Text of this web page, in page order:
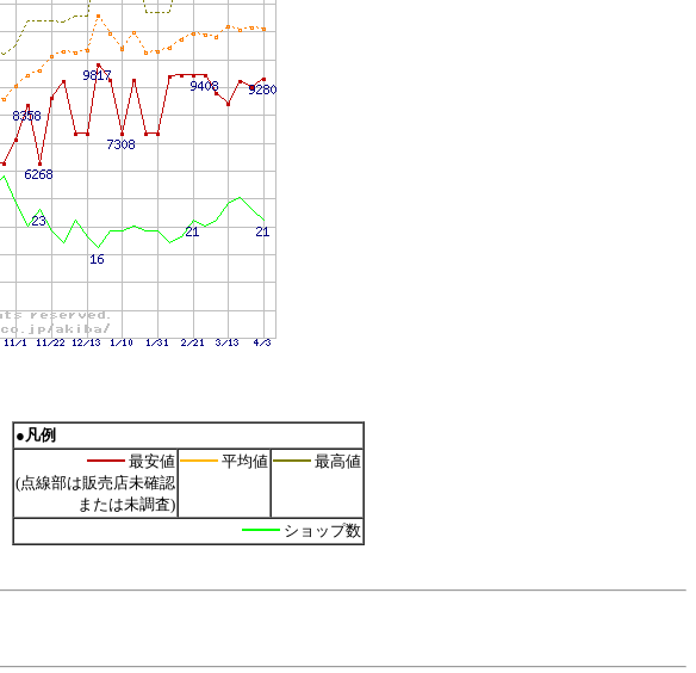
●凡例
最安値
(点線部は販売店未確認
または未調査)
平均値 最高値
ショップ数